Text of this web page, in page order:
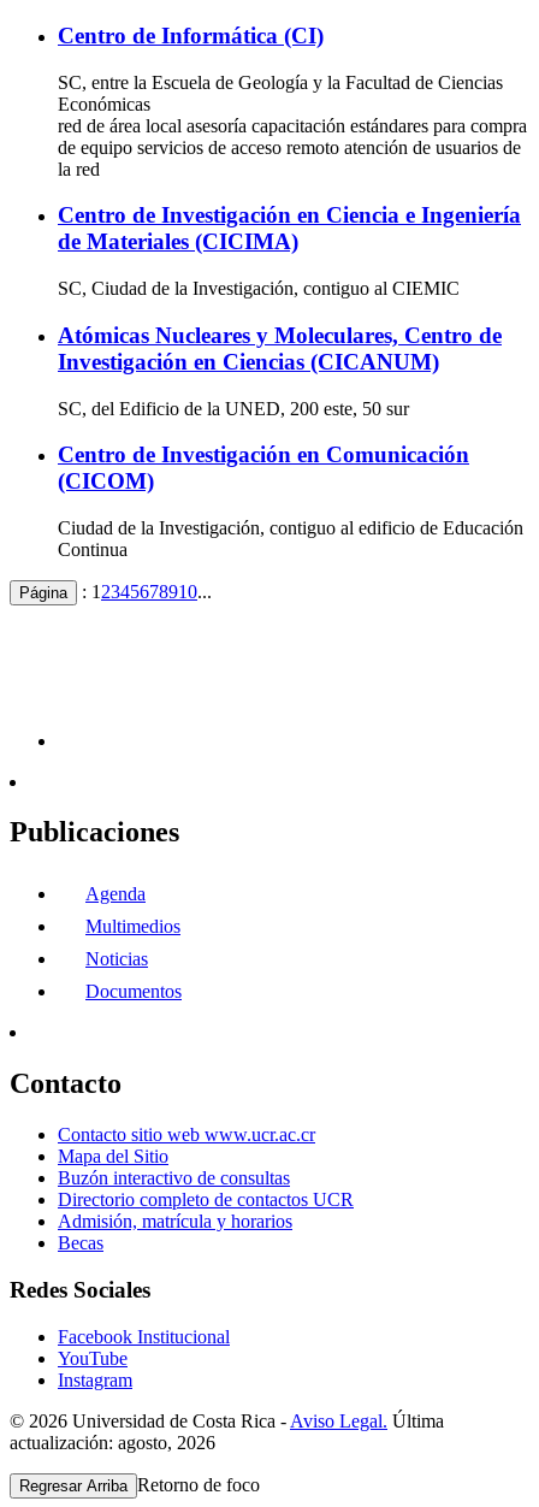
Centro de Informática (CI)
SC, entre la Escuela de Geología y la Facultad de Ciencias
Económicas
red de área local asesoría capacitación estándares para compra
de equipo servicios de acceso remoto atención de usuarios de
la red
Centro de Investigación en Ciencia e Ingeniería
de Materiales (CICIMA)
SC, Ciudad de la Investigación, contiguo al CIEMIC
Atómicas Nucleares y Moleculares, Centro de
Investigación en Ciencias (CICANUM)
SC, del Edificio de la UNED, 200 este, 50 sur
Centro de Investigación en Comunicación
(CICOM)
Ciudad de la Investigación, contiguo al edificio de Educación
Continua
Página : 1 2345678910...
Publicaciones
Agenda
Multimedios
Noticias
Documentos
Contacto
Contacto sitio web www.ucr.ac.cr
Mapa del Sitio
Buzón interactivo de consultas
Directorio completo de contactos UCR
Admisión, matrícula y horarios
Becas
Redes Sociales
Facebook Institucional
YouTube
Instagram
© 2026 Universidad de Costa Rica - Aviso Legal. Última
actualización: agosto, 2026
Regresar Arriba Retorno de foco